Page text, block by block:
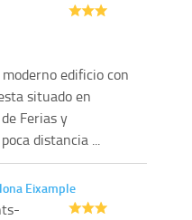
edificio con
situado en
Ferias y
distancia ...
Eixample